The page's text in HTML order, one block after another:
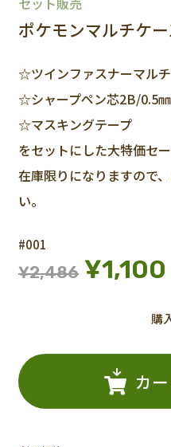
ポケモンマルチケ
☆ツインファスナーマル
☆シャープペン芯2B/0.5㎜
☆マスキングテープ
をセットにした大特価セー
在庫限りになりますので
い。
#001
¥2,486¥1,100
購
カ